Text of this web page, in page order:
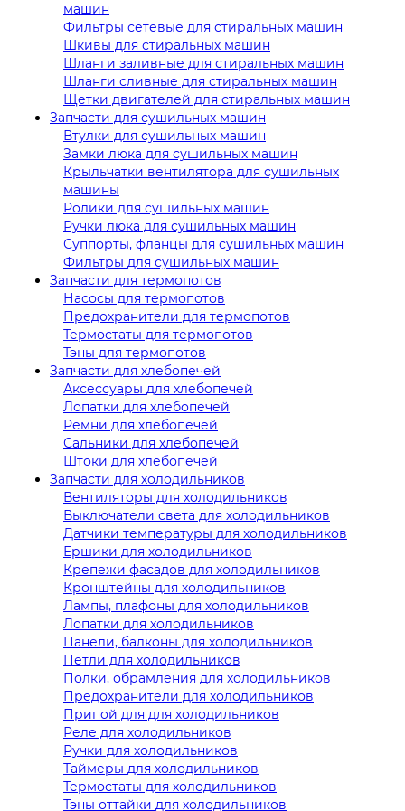
машин
Фильтры сетевые для стиральных машин
Шкивы для стиральных машин
Шланги заливные для стиральных машин
Шланги сливные для стиральных машин
Щетки двигателей для стиральных машин
Запчасти для сушильных машин
Втулки для сушильных машин
Замки люка для сушильных машин
Крыльчатки вентилятора для сушильных
машины
Ролики для сушильных машин
Ручки люка для сушильных машин
Суппорты, фланцы для сушильных машин
Фильтры для сушильных машин
Запчасти для термопотов
Насосы для термопотов
Предохранители для термопотов
Термостаты для термопотов
Тэны для термопотов
Запчасти для хлебопечей
Аксессуары для хлебопечей
Лопатки для хлебопечей
Ремни для хлебопечей
Сальники для хлебопечей
Штоки для хлебопечей
Запчасти для холодильников
Вентиляторы для холодильников
Выключатели света для холодильников
Датчики температуры для холодильников
Ершики для холодильников
Крепежи фасадов для холодильников
Кронштейны для холодильников
Лампы, плафоны для холодильников
Лопатки для холодильников
Панели, балконы для холодильников
Петли для холодильников
Полки, обрамления для холодильников
Предохранители для холодильников
Припой для для холодильников
Реле для холодильников
Ручки для холодильников
Таймеры для холодильников
Термостаты для холодильников
Тэны оттайки для холодильников